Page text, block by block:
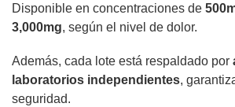
Disponible en concentraciones de
3,000mg, según el nivel de dolor.
Además, cada lote está respaldado por
laboratorios independientes,
seguridad.